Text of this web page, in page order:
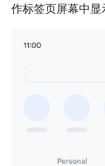
作标签页屏幕中显